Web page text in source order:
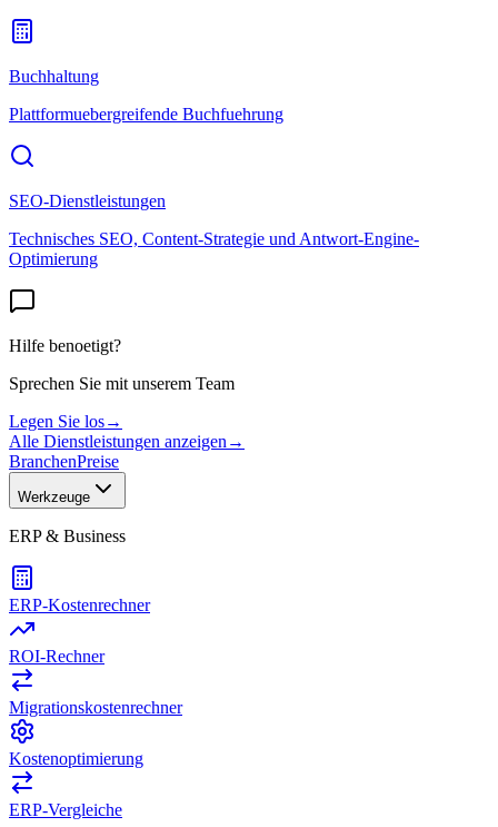
Buchhaltung
Plattformuebergreifende Buchfuehrung
SEO-Dienstleistungen
Technisches SEO, Content-Strategie und Antwort-Engine-
Optimierung
Hilfe benoetigt?
Sprechen Sie mit unserem Team
Legen Sie los→
Alle Dienstleistungen anzeigen →
BranchenPreise
Werkzeuge
ERP & Business
ERP-Kostenrechner
ROI-Rechner
Migrationskostenrechner
Kostenoptimierung
ERP-Vergleiche